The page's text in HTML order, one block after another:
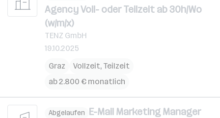
Agency Voll- oder Teilzeit ab 30h/Wo
(w/m/x)
TENZ GmbH
19.10.2025
Graz
Vollzeit, Teilzeit
ab 2.800 € monatlich
Abgelaufen E-Mail Marketing Manager